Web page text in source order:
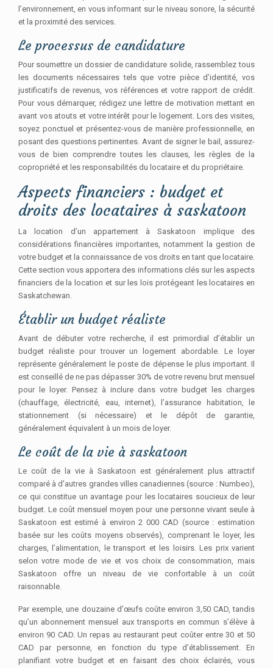
l’environnement, en vous informant sur le niveau sonore, la sécurité
et la proximité des services.
Le processus de candidature
Pour soumettre un dossier de candidature solide, rassemblez tous
les documents nécessaires tels que votre pièce d’identité, vos
justificatifs de revenus, vos références et votre rapport de crédit.
Pour vous démarquer, rédigez une lettre de motivation mettant en
avant vos atouts et votre intérêt pour le logement. Lors des visites,
soyez ponctuel et présentez-vous de manière professionnelle, en
posant des questions pertinentes. Avant de signer le bail, assurez-
vous de bien comprendre toutes les clauses, les règles de la
copropriété et les responsabilités du locataire et du propriétaire.
Aspects financiers : budget et
droits des locataires à saskatoon
La location d’un appartement à Saskatoon implique des
considérations financières importantes, notamment la gestion de
votre budget et la connaissance de vos droits en tant que locataire.
Cette section vous apportera des informations clés sur les aspects
financiers de la location et sur les lois protégeant les locataires en
Saskatchewan.
Établir un budget réaliste
Avant de débuter votre recherche, il est primordial d’établir un
budget réaliste pour trouver un logement abordable. Le loyer
représente généralement le poste de dépense le plus important. Il
est conseillé de ne pas dépasser 30% de votre revenu brut mensuel
pour le loyer. Pensez à inclure dans votre budget les charges
(chauffage, électricité, eau, internet), l’assurance habitation, le
stationnement (si nécessaire) et le dépôt de garantie,
généralement équivalent à un mois de loyer.
Le coût de la vie à saskatoon
Le coût de la vie à Saskatoon est généralement plus attractif
comparé à d’autres grandes villes canadiennes (source : Numbeo),
ce qui constitue un avantage pour les locataires soucieux de leur
budget. Le coût mensuel moyen pour une personne vivant seule à
Saskatoon est estimé à environ 2 000 CAD (source : estimation
basée sur les coûts moyens observés), comprenant le loyer, les
charges, l’alimentation, le transport et les loisirs. Les prix varient
selon votre mode de vie et vos choix de consommation, mais
Saskatoon offre un niveau de vie confortable à un coût
raisonnable.
Par exemple, une douzaine d’œufs coûte environ 3,50 CAD, tandis
qu’un abonnement mensuel aux transports en commun s’élève à
environ 90 CAD. Un repas au restaurant peut coûter entre 30 et 50
CAD par personne, en fonction du type d’établissement. En
planifiant votre budget et en faisant des choix éclairés, vous